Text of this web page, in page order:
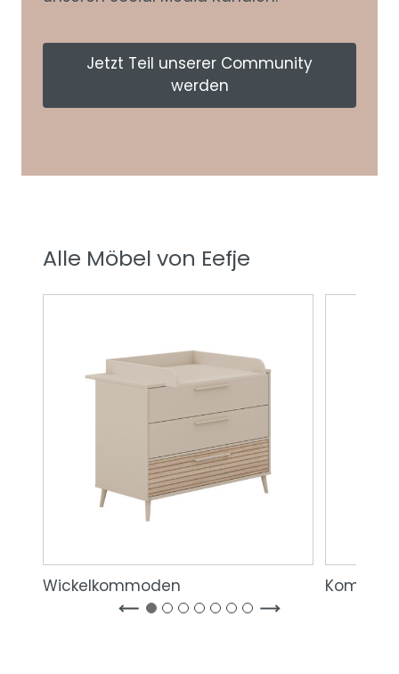
Jetzt Teil unserer Community
werden
Alle Möbel von Eefje
Wickelkommoden